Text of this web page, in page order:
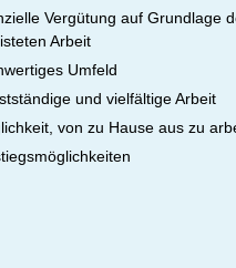
Vergütung auf Grundlage
Arbeit
Umfeld
und vielfältige Arbeit
von zu Hause aus zu